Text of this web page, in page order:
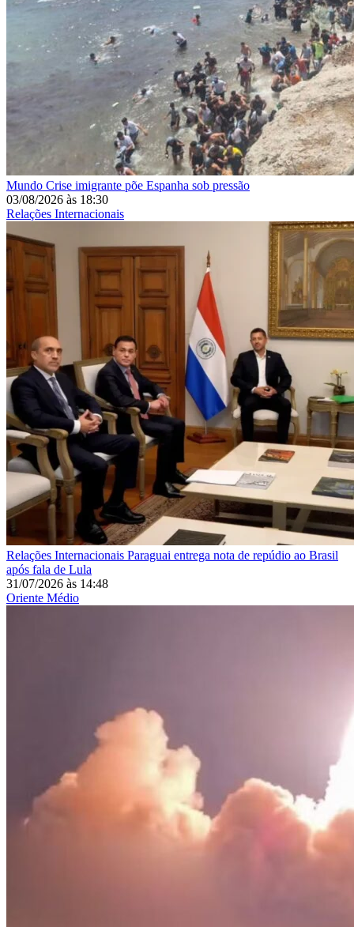
Mundo Crise imigrante põe Espanha sob pressão
03/08/2026 às 18:30
Relações Internacionais
Relações Internacionais Paraguai entrega nota de repúdio ao Brasil
após fala de Lula
31/07/2026 às 14:48
Oriente Médio